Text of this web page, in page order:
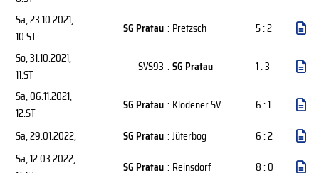
Sa, 23.10.2021,
10.ST
SG Pratau : Pretzsch
5 : 2
So, 31.10.2021,
11.ST
SVS93 :SG Pratau
1 : 3
Sa, 06.11.2021,
12.ST
SG Pratau : Klödener SV
6 : 1
Sa, 29.01.2022, SG Pratau :Jüterbog
6 : 2
Sa, 12.03.2022,
SG Pratau : Reinsdorf
8 : 0